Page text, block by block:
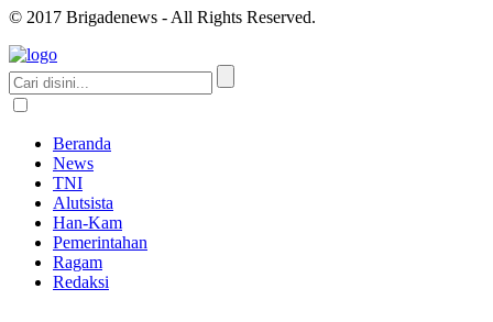
© 2017 Brigadenews - All Rights Reserved.
Beranda
News
TNI
Alutsista
Han-Kam
Pemerintahan
Ragam
Redaksi